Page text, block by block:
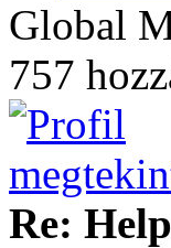
Global
757
Re: